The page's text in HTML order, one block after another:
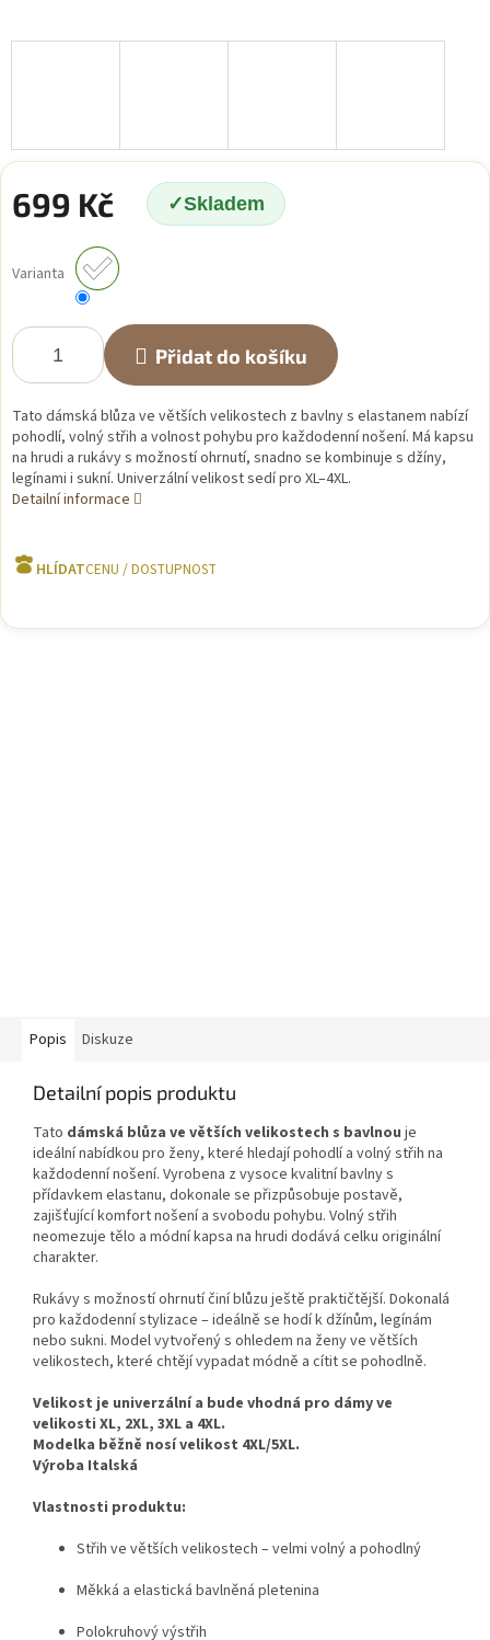
699 Kč Skladem
cena:
Varianta
Přidat do košíku
Tato dámská blůza ve větších velikostech z bavlny s elastanem nabízí
pohodlí, volný střih a volnost pohybu pro každodenní nošení. Má kapsu
na hrudi a rukávy s možností ohrnutí, snadno se kombinuje s džíny,
legínami i sukní. Univerzální velikost sedí pro XL–4XL.
Detailní informace
HLÍDAT
Popis Diskuze
Detailní popis produktu
Tato dámská blůza ve větších velikostech s bavlnou je
ideální nabídkou pro ženy, které hledají pohodlí a volný střih na
každodenní nošení. Vyrobena z vysoce kvalitní bavlny s
přídavkem elastanu, dokonale se přizpůsobuje postavě,
zajišťující komfort nošení a svobodu pohybu. Volný střih
neomezuje tělo a módní kapsa na hrudi dodává celku originální
charakter.
Rukávy s možností ohrnutí činí blůzu ještě praktičtější. Dokonalá
pro každodenní stylizace – ideálně se hodí k džínům, legínám
nebo sukni. Model vytvořený s ohledem na ženy ve větších
velikostech, které chtějí vypadat módně a cítit se pohodlně.
Velikost je univerzální a bude vhodná pro dámy ve
velikosti XL, 2XL, 3XL a 4XL.
Modelka běžně nosí velikost 4XL/5XL.
Výroba Italská
Vlastnosti produktu:
Střih ve větších velikostech – velmi volný a pohodlný
Měkká a elastická bavlněná pletenina
Polokruhový výstřih